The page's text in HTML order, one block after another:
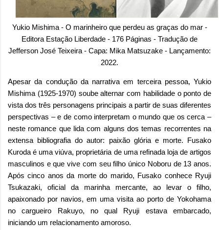
Yukio Mishima - O marinheiro que perdeu as graças do mar -
Editora Estação Liberdade - 176 Páginas - Tradução de
Jefferson José Teixeira - Capa: Mika Matsuzake - Lançamento:
2022.
Apesar da condução da narrativa em terceira pessoa, Yukio
Mishima (1925-1970) soube alternar com habilidade o ponto de
vista dos três personagens principais a partir de suas diferentes
perspectivas – e de como interpretam o mundo que os cerca –
neste romance que lida com alguns dos temas recorrentes na
extensa bibliografia do autor: paixão glória e morte. Fusako
Kuroda é uma viúva, proprietária de uma refinada loja de artigos
masculinos e que vive com seu filho único Noboru de 13 anos.
Após cinco anos da morte do marido, Fusako conhece Ryuji
Tsukazaki, oficial da marinha mercante, ao levar o filho,
apaixonado por navios, em uma visita ao porto de Yokohama
no cargueiro Rakuyo, no qual Ryuji estava embarcado,
iniciando um relacionamento amoroso.